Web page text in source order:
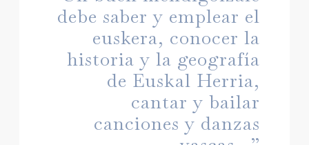
debe saber y emplear el
euskera, conocer la
historia y la geografía
de Euskal Herria,
cantar y bailar
canciones y danzas